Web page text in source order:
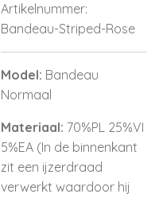
Artikelnummer:
Bandeau-Striped-Rose
Model: Bandeau
Normaal
Materiaal: 70%PL 25%VI
5%EA (In de binnenkant
zit een ijzerdraad
verwerkt waardoor hij